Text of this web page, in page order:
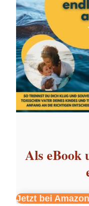
Als eBook
Jetzt bei